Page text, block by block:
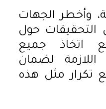
وأخطر الجهات
التحقيقات حول
اتخاذ جميع
اللازمة لضمان
تكرار مثل هذه